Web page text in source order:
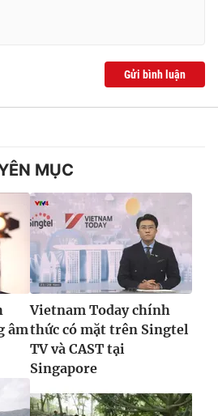
Gửi bình luận
MỤC
âm
Vietnam Today chính
thức có mặt trên Singtel
TV và CAST tại
Singapore